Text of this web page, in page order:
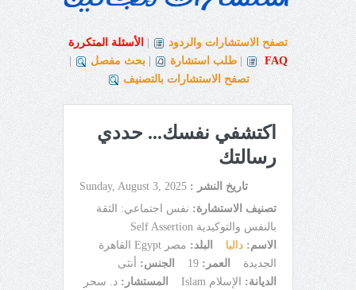
تصفح الاستشارات والردود
الأسئلة المتكررة
FAQ
طلب استشارة بحث مفصل
تصفح الاستشارات بالتصنيف
اكتشفي نفسك... حددي
رسالتك
تاريخ النشر : Sunday, August 3, 2025
تصنيف الاستشارة: نفس اجتماعي: الثقة
بالنفس والتوكيدية Self Assertion
الاسم: داليا البلد:
مصر Egypt القاهرة
الجديدة
العمر: 19 الجنس:
أنثى
الديانة:
الإسلام Islam المستشار: د. سحر